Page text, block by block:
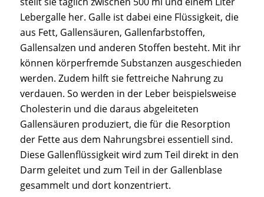
Lebergalle her. Galle ist dabei eine Flüssigkeit, die
aus Fett, Gallensäuren, Gallenfarbstoffen,
Gallensalzen und anderen Stoffen besteht. Mit ihr
können körperfremde Substanzen ausgeschieden
werden. Zudem hilft sie fettreiche Nahrung zu
verdauen. So werden in der Leber beispielsweise
Cholesterin und die daraus abgeleiteten
Gallensäuren produziert, die für die Resorption
der Fette aus dem Nahrungsbrei essentiell sind.
Diese Gallenflüssigkeit wird zum Teil direkt in den
Darm geleitet und zum Teil in der Gallenblase
gesammelt und dort konzentriert.